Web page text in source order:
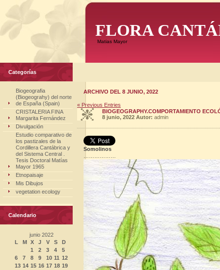
FLORA
Matias Mayor
Categorías
Biogeografia
(Biogeograhy) del norte
de España (Spain)
CRISTALERIA FINA
Margarita Fernández
Divulgación
Estudio comparativo de
los pastizales de la
Cordillera Cantábrica y
del Sistema Central .
Tesis Doctoral Matías
Mayor 1965
Etnopaisaje
Mis Dibujos
vegetation ecology
Calendario
junio 2022
L
M X J V S
D
1
2 3 4
5
6
7 8 9 10 11 12
13 14 15 16 17 18 19
ARCHIVO DEL 8 JUNIO, 2022
« Previous Entries
BIOGEOGRAPHY.COMPORTAMIENTO
8 junio, 2022 Autor: admin
Somolinos